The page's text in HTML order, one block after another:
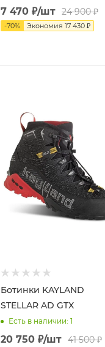
7 470 ₽/шт 24 900₽
-70% Экономия 17 430 ₽
Ботинки KAYLAND
STELLAR AD GTX
Есть в наличии: 1
20 750 ₽/шт 41 500₽